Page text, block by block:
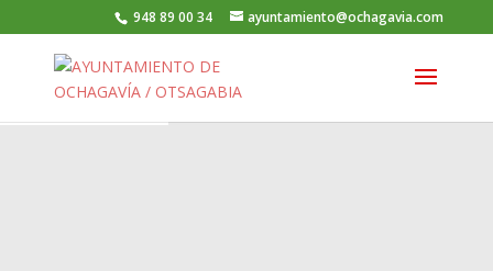
948 89 00 34 ayuntamiento@ochagavia.com